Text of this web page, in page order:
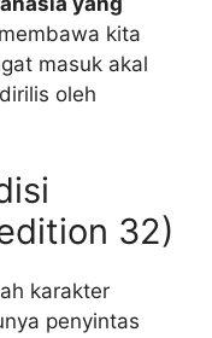
membawa kita
masuk akal
oleh
32)
karakter
penyintas